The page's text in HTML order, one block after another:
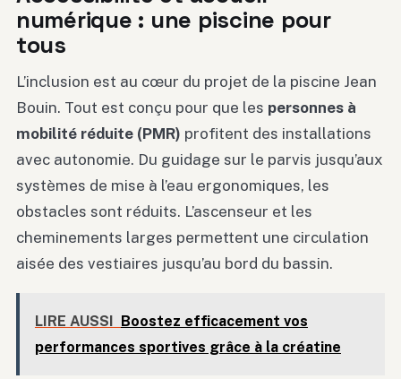
numérique : une piscine pour
tous
L’inclusion est au cœur du projet de la piscine Jean
Bouin. Tout est conçu pour que les personnes à
mobilité réduite (PMR) profitent des installations
avec autonomie. Du guidage sur le parvis jusqu’aux
systèmes de mise à l’eau ergonomiques, les
obstacles sont réduits. L’ascenseur et les
cheminements larges permettent une circulation
aisée des vestiaires jusqu’au bord du bassin.
LIRE AUSSI
Boostez efficacement vos
performances sportives grâce à la créatine